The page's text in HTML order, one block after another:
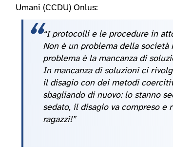
Umani (CCDU) Onlus:
“I protocolli e le procedure in
Non è un problema della
problema è la mancanza di
In mancanza di soluzioni ci
il disagio con dei metodi
sbagliando di nuovo: lo stanno
sedato, il disagio va compreso e
ragazzi!”